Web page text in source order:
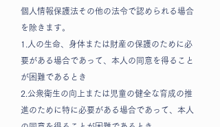
個人情報保護法その他の法令で認められる場合
を除きます。
1.人の生命、身体または財産の保護のために必
要がある場合であって、本人の同意を得ること
が困難であるとき
2.公衆衛生の向上または児童の健全な育成の推
進のために特に必要がある場合であって、本人